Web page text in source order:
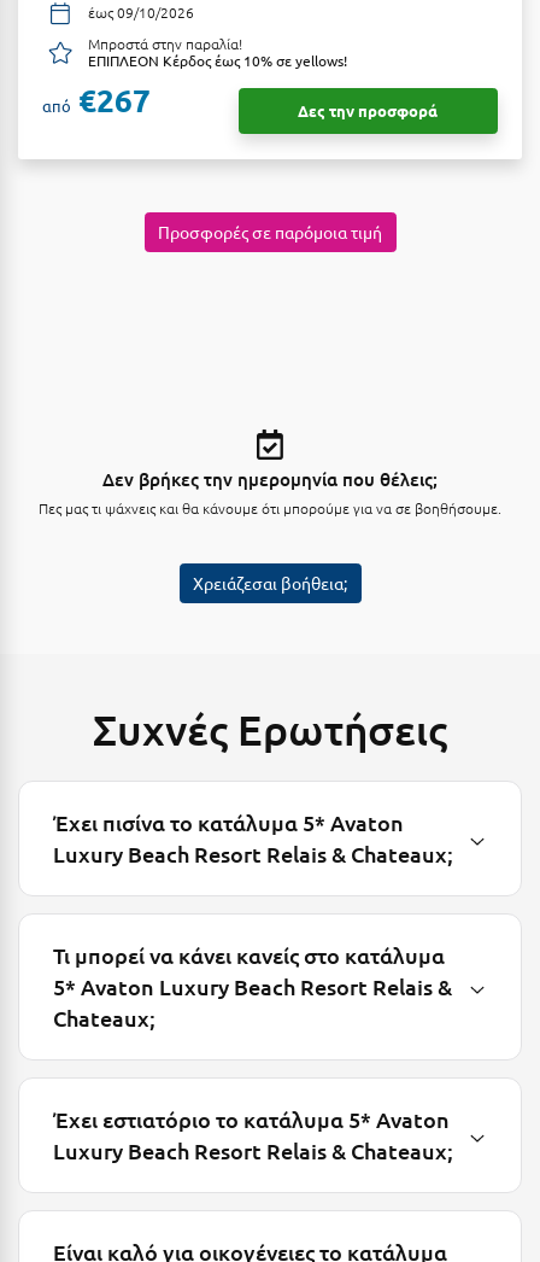
Κρήτη
Κρουαζιέρες
Κύθηρα
Κυλλήνη
Λακόπετρα Αχαΐας
Λευκάδα
Λίμνη Πλαστήρα
Λιτόχωρο
Λουτρά Πόζαρ
Λουτρά Υπάτης
Λουτράκι
Μάνη
Μαρώνεια
έως 09/10/2026
Μπροστά στην παραλία!
ΕΠΙΠΛΕΟΝ Κέρδος έως 10% σε yellows!
από €267 Δες την προσφορά
Προσφορές σε παρόμοια τιμή
Δεν βρήκες την ημερομηνία που θέλεις;
Πες μας τι ψάχνεις και θα κάνουμε ότι μπορούμε για να σε βοηθήσουμε.
Χρειάζεσαι βοήθεια;
Συχνές Ερωτήσεις
Έχει πισίνα το κατάλυμα 5* Avaton
Luxury Beach Resort Relais & Chateaux;
Τι μπορεί να κάνει κανείς στο κατάλυμα
5* Avaton Luxury Beach Resort Relais &
Chateaux;
Έχει εστιατόριο το κατάλυμα 5* Avaton
Luxury Beach Resort Relais & Chateaux;
Είναι καλό για οικογένειες το κατάλυμα